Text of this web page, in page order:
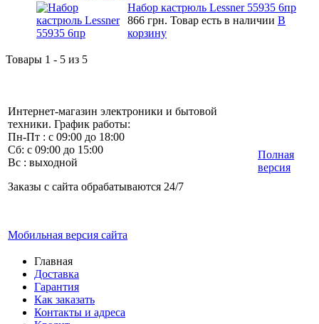
Набор кастрюль Lessner 55935 6пр
866 грн. Товар есть в наличии В
корзину
Товары 1 - 5 из 5
Интернет-магазин электроники и бытовой
техники. График работы:
Пн-Пт : с 09:00 до 18:00
Сб: с 09:00 до 15:00
Вс : выходной
Заказы с сайта обрабатываются 24/7
Мобильная версия сайта
Полная
версия
Главная
Доставка
Гарантия
Как заказать
Контакты и адреса